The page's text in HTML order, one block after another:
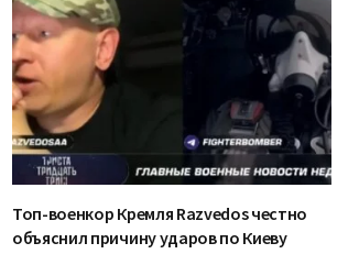
Топ-военкор Кремля Razvedos честно
объяснил причину ударов по Киеву